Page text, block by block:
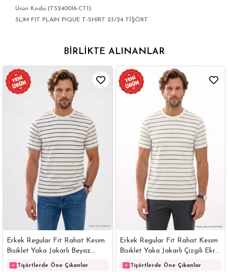
(TS240016-CT1)
SLIM FIT PLAIN PIQUE T-SHIRT 23/24 TİŞÖRT
BIRLIKTE ALINANLAR
Erkek Regular Fit Rahat Kesim
Bisiklet Yaka Jakarlı Beyaz
Üzeri Siyah Çizgili Tişört
Tişörtlerde Öne Çıkanlar
Erkek Regular Fit Rahat Kesim
Bisiklet Yaka Jakarlı Çizgili Ekru
Tişört
Tişörtlerde Öne Çıkanlar